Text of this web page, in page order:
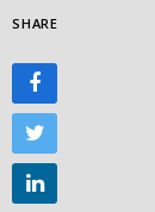
SHARE